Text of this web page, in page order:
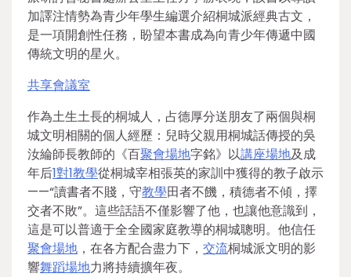
加譯注情勢為青少年學生編選介紹桐城派經典古文，
是一項開創性任務，盼望本書成為向青少年傳遞中國
傳統文明的星火。
共享會議室
作為土生土長的桐城人，占德厚分送朋友了兩個與桐
城文明相關的個人經歷：兒時父親用桐城話傳授的吳
汝綸師長教師的《百聚會場地字銘》以講座場地及成
年后1對1教學從桐城宰相張英的家訓中獲得的教子啟示
——“讀書者不賤，守教學田者不饑，積德者不傾，擇
交者不敗”。這些話語不僅影響了他，也讓他意識到，
這是可以普適于全全國家庭教導的桐城聰明。他信任
聚會場地 ，在各方配合盡力下， 交流桐城派文明的影
響舞蹈場地力將持續擴年夜。